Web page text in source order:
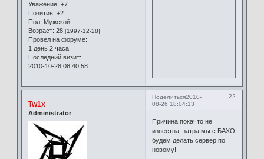
Уважение: +7
Позитив: +2
Пол: Мужской
Возраст: 28 [1997-12-28]
Провел на форуме:
1 день 2 часа
Последний визит:
2010-10-28 08:40:58
Поделиться 22
2010-
08-26 18:04:13
Tw1x
Administrator
Причина покачто не
известна, затра мы с БАХО
будем делать сервер по
новому!